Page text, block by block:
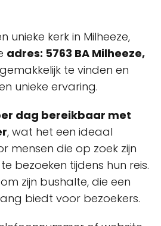
unieke kerk in Milheeze,
adres: 5763 BA Milheeze,
te vinden en
unieke ervaring.
dag bereikbaar met
, wat het een ideaal
mensen die op zoek zijn
bezoeken tijdens hun reis.
zijn bushalte, die een
biedt voor bezoekers.